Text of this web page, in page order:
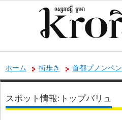
ホーム 街歩き 首都プノンペン
スポット情報:トップバリュ